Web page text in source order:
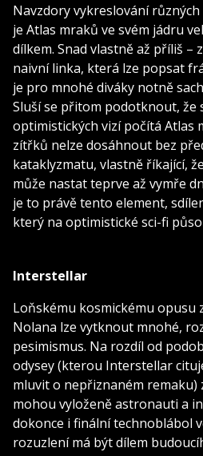
Navzdory vykreslování
je Atlas mraků ve svém jádru
dílkem. Snad vlastně až příliš –
naivní linka, která lze popsat
je pro mnohé diváky notně
Sluší se přitom podotknout, že
optimistických vizí počítá Atlas
zítřků nelze dosáhnout bez
kataklyzmatu, vlastně říkající,
může nastat teprve až vymře
je to právě tento element,
který na optimistické sci-fi
Interstellar
Loňskému kosmickému opusu
Nolana lze vytknout mnohé,
pesimismus. Na rozdíl od
odysey (kterou Interstellar
mluvit o nepřiznaném remaku)
mohou vyloženě astronauti a
dokonce i finální technoblábol
rozuzlení má být dílem